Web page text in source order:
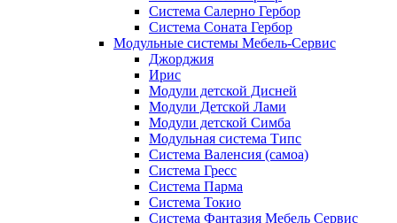
Система Салерно Гербор
Система Соната Гербор
Модульные системы Мебель-Сервис
Джорджия
Ирис
Модули детской Дисней
Модули Детской Лами
Модули детской Симба
Модульная система Типс
Система Валенсия (самоа)
Система Гресс
Система Парма
Система Токио
Система Фантазия Мебель Сервис